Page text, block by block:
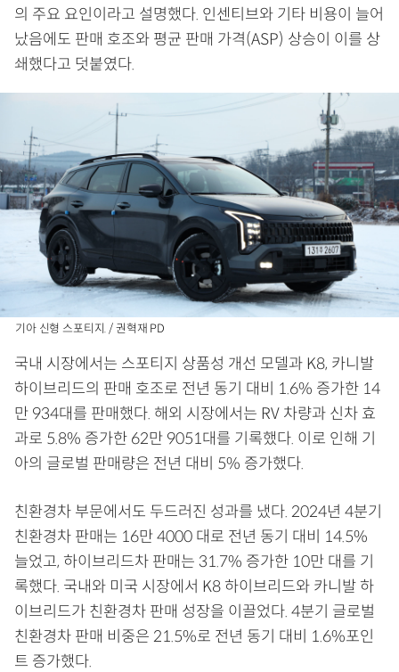
의 주요 요인이라고 설명했다. 인센티브와 기타 비용이 늘어
났음에도 판매 호조와 평균 판매 가격(ASP) 상승이 이를 상
쇄했다고 덧붙였다.
기아 신형 스포티지. / 권혁재 PD
국내 시장에서는 스포티지 상품성 개선 모델과 K8, 카니발
하이브리드의 판매 호조로 전년 동기 대비 1.6% 증가한 14
만 934대를 판매했다. 해외 시장에서는 RV 차량과 신차 효
과로 5.8% 증가한 62만 9051대를 기록했다. 이로 인해 기
아의 글로벌 판매량은 전년 대비 5% 증가했다.
친환경차 부문에서도 두드러진 성과를 냈다. 2024년 4분기
친환경차 판매는 16만 4000 대로 전년 동기 대비 14.5%
늘었고, 하이브리드차 판매는 31.7% 증가한 10만 대를 기
록했다. 국내와 미국 시장에서 K8 하이브리드와 카니발 하
이브리드가 친환경차 판매 성장을 이끌었다. 4분기 글로벌
친환경차 판매 비중은 21.5%로 전년 동기 대비 1.6%포인
트 증가했다.